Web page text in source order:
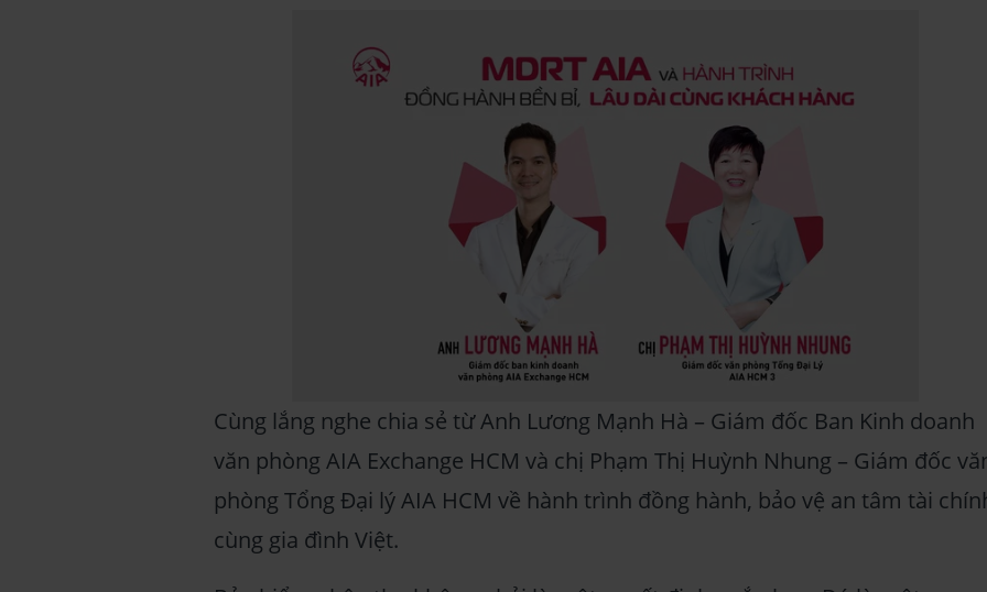
Cùng lắng nghe chia sẻ từ Anh Lương Mạnh Hà – Giám đốc Ban Kinh doanh
văn phòng AIA Exchange HCM và chị Phạm Thị Huỳnh Nhung – Giám đốc
phòng Tổng Đại lý AIA HCM về hành trình đồng hành, bảo vệ an tâm tài
cùng gia đình Việt.